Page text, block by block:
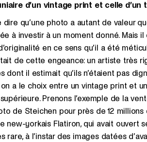
d’un vintage print et celle d’un
dire qu’une photo a autant de valeur
à investir à un moment donné. Mais il
en ce sens qu’il a été
de cette engeance: un artiste très
dont il estimait qu’ils n’étaient pas
on a le choix entre un vintage print et
Prenons l’exemple de la
de Steichen pour près de 12
new-yorkais Flatiron, qui avait ouvert
rare, à l’instar des images datées